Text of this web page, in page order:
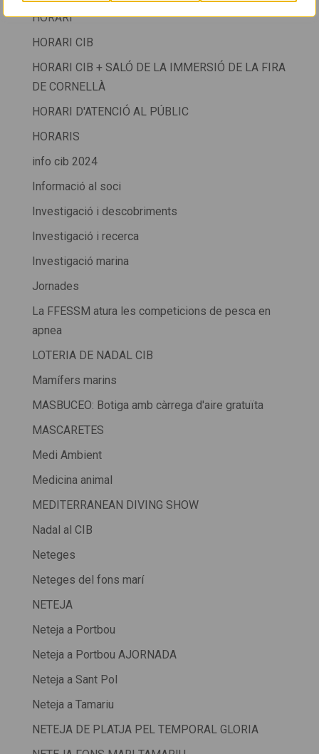
HORARI
HORARI CIB
HORARI CIB + SALÓ DE LA IMMERSIÓ DE LA FIRA
DE CORNELLÀ
HORARI D'ATENCIÓ AL PÚBLIC
HORARIS
info cib 2024
Informació al soci
Investigació i descobriments
Investigació i recerca
Investigació marina
Jornades
La FFESSM atura les competicions de pesca en
apnea
LOTERIA DE NADAL CIB
Mamífers marins
MASBUCEO: Botiga amb càrrega d'aire gratuïta
MASCARETES
Medi Ambient
Medicina animal
MEDITERRANEAN DIVING SHOW
Nadal al CIB
Neteges
Neteges del fons marí
NETEJA
Neteja a Portbou
Neteja a Portbou AJORNADA
Neteja a Sant Pol
Neteja a Tamariu
NETEJA DE PLATJA PEL TEMPORAL GLORIA